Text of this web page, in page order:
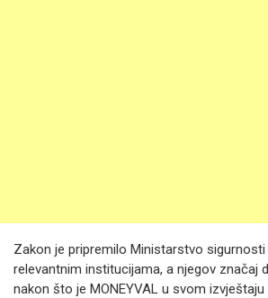
Zakon je pripremilo Ministarstvo sigurnosti
relevantnim institucijama, a njegov značaj
nakon što je MONEYVAL u svom